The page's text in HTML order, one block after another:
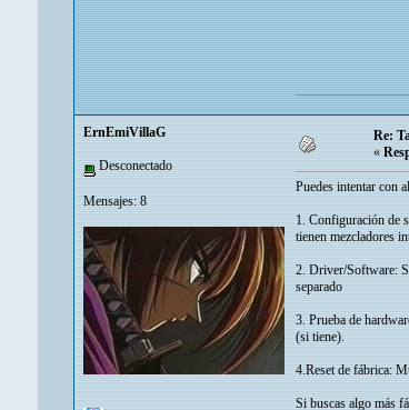
ErnEmiVillaG
Desconectado
Mensajes: 8
Re:
«
Puedes intentar con
1. Configuración de
tienen mezcladores
2. Driver/Software:
separado
3. Prueba de
(si tiene).
4.Reset de fábrica:
Si buscas algo más